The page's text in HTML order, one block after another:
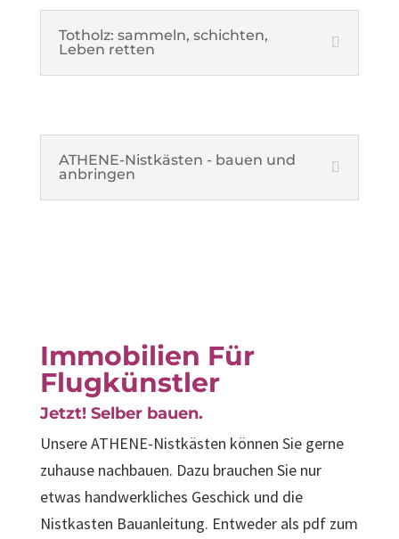
Totholz: sammeln, schichten,
Leben retten
ATHENE-Nistkästen - bauen und
anbringen
Immobilien Für
Flugkünstler
Jetzt! Selber bauen.
Unsere ATHENE-Nistkästen können Sie gerne
zuhause nachbauen. Dazu brauchen Sie nur
etwas handwerkliches Geschick und die
Nistkasten Bauanleitung. Entweder als pdf zum